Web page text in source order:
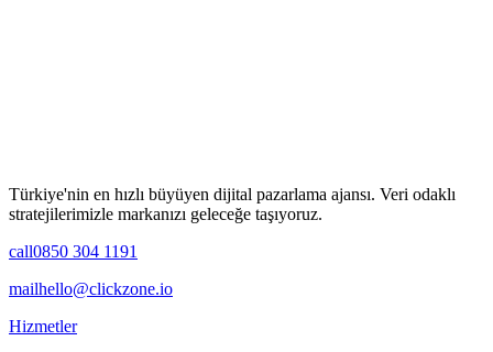
Türkiye'nin en hızlı büyüyen dijital pazarlama ajansı. Veri odaklı
stratejilerimizle markanızı geleceğe taşıyoruz.
call0850 304 1191
mailhello@clickzone.io
Hizmetler